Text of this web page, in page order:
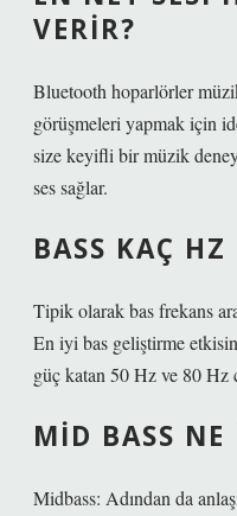
VERIR?
Bluetooth hoparlörler
görüşmeleri yapmak için
size keyifli bir müzik
ses sağlar.
BASS KAÇ
Tipik olarak bas frekans
En iyi bas geliştirme
güç katan 50 Hz ve 80 Hz
MID BASS NE
Midbass: Adından da